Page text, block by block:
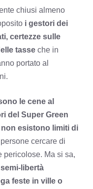
chiusi almeno
i gestori dei
certezze sulle
tasse che in
portato al
le cene al
del Super Green
non esistono limiti di
cercare di
pericolose. Ma si sa,
libertà
feste in ville o